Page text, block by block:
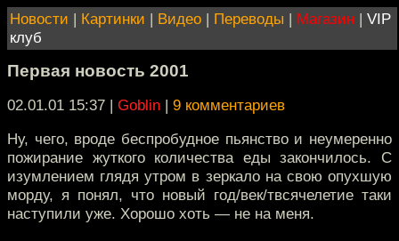
Новости | Картинки | Видео | Переводы | Магазин | VIP
клуб
Первая новость 2001
02.01.01 15:37 | Goblin | 9 комментариев
Ну, чего, вроде беспробудное пьянство и неумеренно
пожирание жуткого количества еды закончилось. С
изумлением глядя утром в зеркало на свою опухшую
морду, я понял, что новый год/век/твсячелетие таки
наступили уже. Хорошо хоть — не на меня.